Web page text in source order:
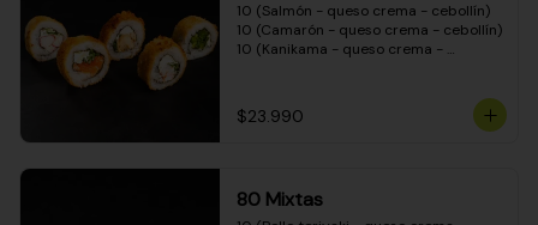
10 (Salmón - queso crema - cebollín)
10 (Camarón - queso crema - cebollín)
10 (Kanikama - queso crema -
crema - cebollín)
$23.990
80 Mixtas